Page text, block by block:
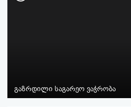
გაზრდილი საგარეო ვაჭრობა